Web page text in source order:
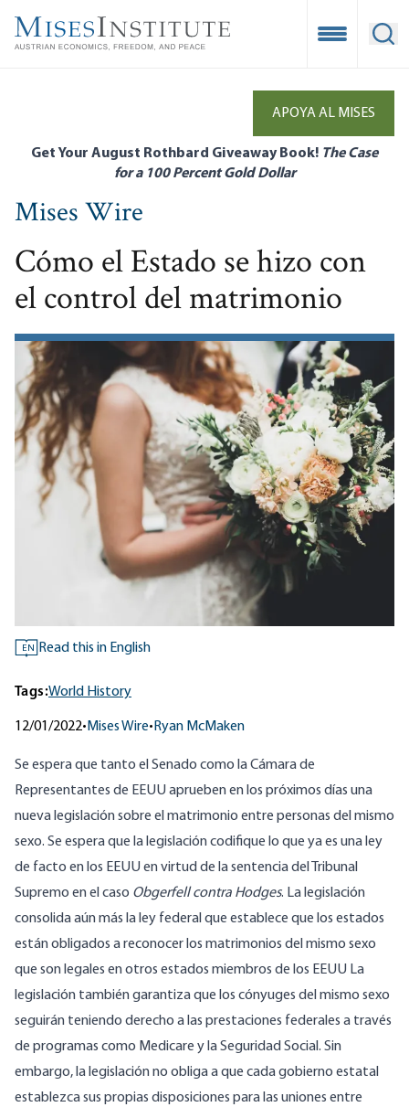
main
Open
APOYA AL MISES
Get Your August Rothbard Giveaway Book! The Case
for a 100 Percent Gold Dollar
Mises Wire
Cómo el Estado se hizo con
el control del matrimonio
EN Read this in English
Tags:World History
12/01/2022• Mises Wire• Ryan McMaken
Se espera que tanto el Senado como la Cámara de
Representantes de EEUU aprueben en los próximos días una
nueva legislación sobre el matrimonio entre personas del mismo
sexo. Se espera que la legislación codifique lo que ya es una ley
de facto en los EEUU en virtud de la sentencia del Tribunal
Supremo en el caso Obgerfell contra Hodges. La legislación
consolida aún más la ley federal que establece que los estados
están obligados a reconocer los matrimonios del mismo sexo
que son legales en otros estados miembros de los EEUU La
legislación también garantiza que los cónyuges del mismo sexo
seguirán teniendo derecho a las prestaciones federales a través
de programas como Medicare y la Seguridad Social. Sin
embargo, la legislación no obliga a que cada gobierno estatal
establezca sus propias disposiciones para las uniones entre